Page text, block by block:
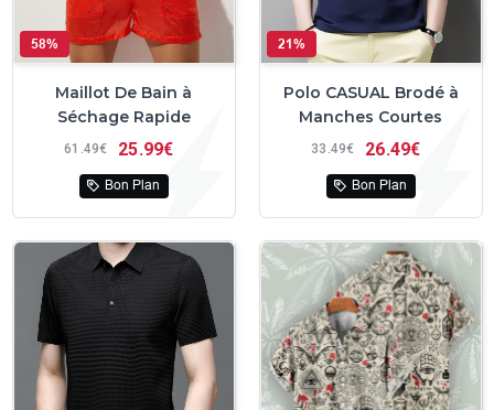
58%
Maillot De Bain à
Séchage Rapide
61 49€ 25 99€
Bon Plan
21%
Polo CASUAL Brodé à
Manches Courtes
33 49€ 26 49€
Bon Plan